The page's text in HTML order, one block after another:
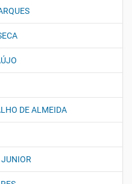
DE ALMEIDA